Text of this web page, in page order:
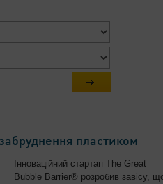
пластиком
Інноваційний стартап The Great
Bubble Barrier® розробив завісу,